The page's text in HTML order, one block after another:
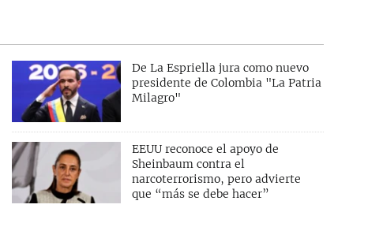
De La Espriella jura como nuevo
presidente de Colombia "La Patria
Milagro"
EEUU reconoce el apoyo de
Sheinbaum contra el
narcoterrorismo, pero advierte
que “más se debe hacer”